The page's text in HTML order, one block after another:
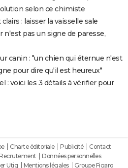
selon ce chimiste
: laisser la vaisselle sale
n'est pas un signe de paresse,
canin : "un chien qui éternue n'est
pour dire qu'il est heureux"
: voici les 3 détails à vérifier pour
Charte éditoriale Publicité
Contact
Recrutement
Données personnelles
Utiq Mentions légales Groupe Figaro